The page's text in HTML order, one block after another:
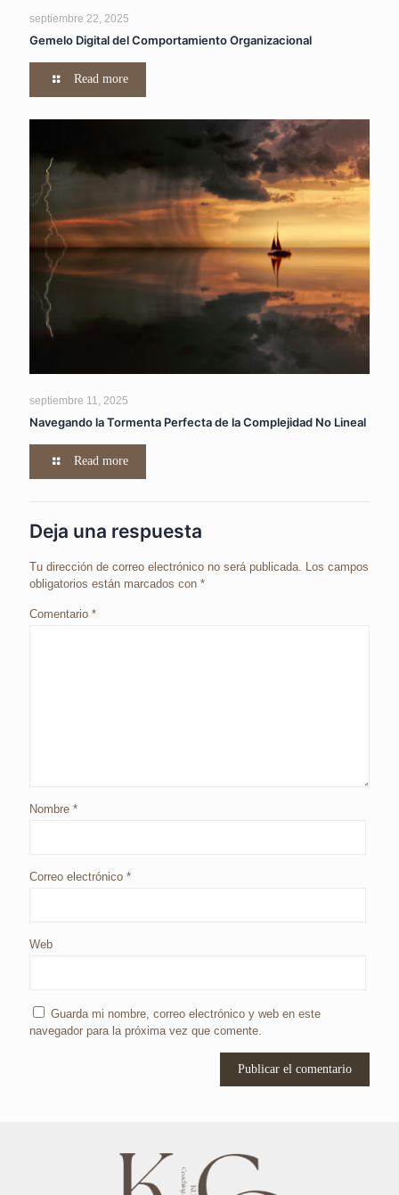
septiembre 22, 2025
Gemelo Digital del Comportamiento Organizacional
Read more
septiembre 11, 2025
Navegando la Tormenta Perfecta de la Complejidad No Lineal
Read more
Deja una respuesta
Tu dirección de correo electrónico no será publicada. Los campos
obligatorios están marcados con *
Comentario *
Nombre *
Correo electrónico *
Web
Guarda mi nombre, correo electrónico y web en este
navegador para la próxima vez que comente.